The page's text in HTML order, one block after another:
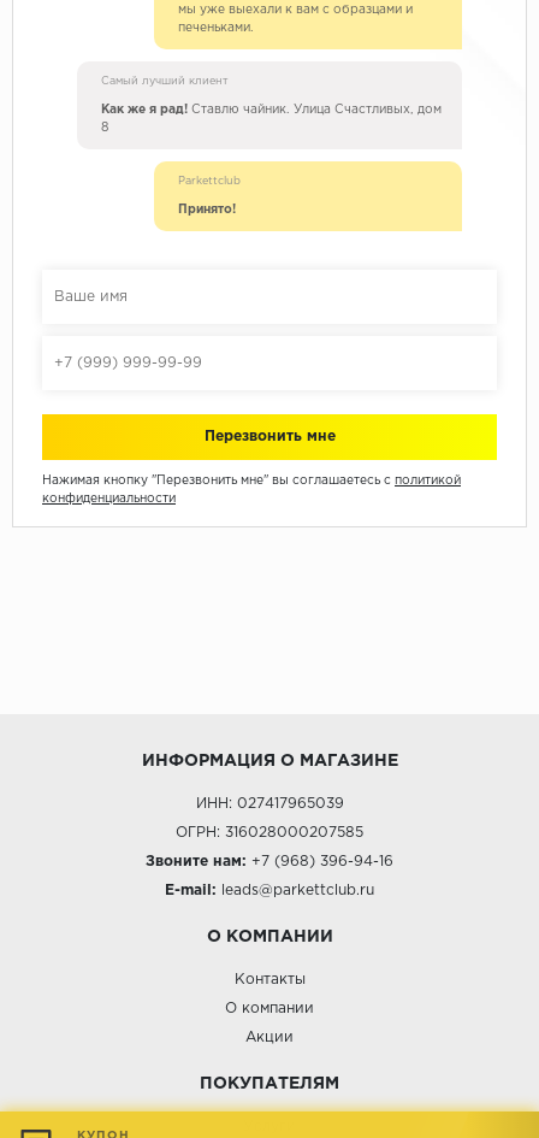
мы уже выехали к вам с образцами и
печеньками.
Самый лучший клиент
Как же я рад! Ставлю чайник. Улица Счастливых, дом
8
Parkettclub
Принято!
Нажимая кнопку "Перезвонить мне" вы соглашаетесь с политикой
конфиденциальности
ИНФОРМАЦИЯ О МАГАЗИНЕ
ИНН: 027417965039
ОГРН: 316028000207585
Звоните нам: +7 (968) 396-94-16
E-mail: leads@parkettclub.ru
О КОМПАНИИ
Контакты
О компании
Акции
ПОКУПАТЕЛЯМ